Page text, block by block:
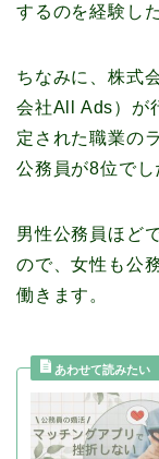
するのを経験し
ちなみに、株式
会社All Ads）が
定された職業の
公務員が8位でし
男性公務員ほど
ので、女性も公
働きます。